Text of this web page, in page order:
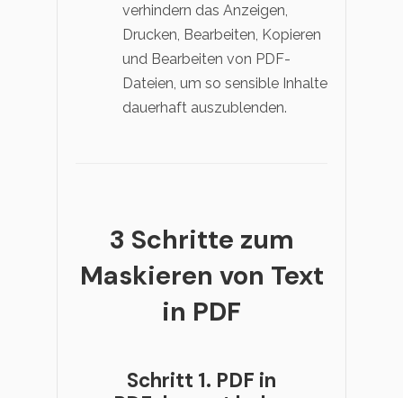
verhindern das Anzeigen,
Drucken, Bearbeiten, Kopieren
und Bearbeiten von PDF-
Dateien, um so sensible Inhalte
dauerhaft auszublenden.
3 Schritte zum
Maskieren von Text
in PDF
Schritt 1. PDF in